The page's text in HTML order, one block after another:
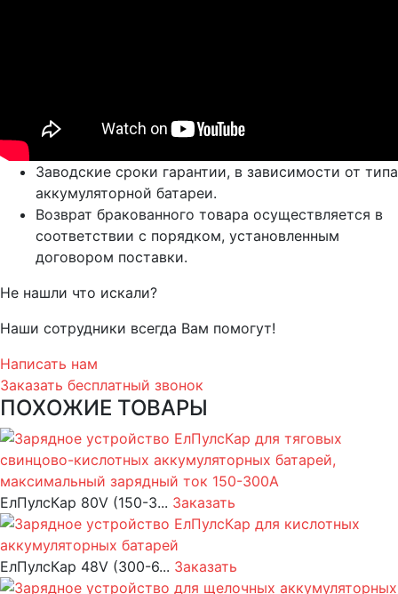
Заводские сроки гарантии, в зависимости от типа
аккумуляторной батареи.
Возврат бракованного товара осуществляется в
соответствии с порядком, установленным
договором поставки.
Не нашли что искали?
Наши сотрудники всегда Вам помогут!
Написать нам
Заказать бесплатный звонок
ПОХОЖИЕ ТОВАРЫ
ЕлПулсКар 80V (150-3... Заказать
ЕлПулсКар 48V (300-6... Заказать